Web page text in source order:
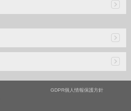
GDPR個人情報保護方針